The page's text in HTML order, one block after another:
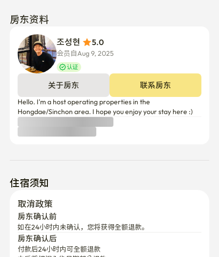
关于房东
Hello. I'm a host operating properties in the
Hongdae/Sinchon area. I hope you enjoy your stay here :)
住宿须知
取消政策
如在24小时内未确认，您将获得全额退款。
付款后24小时内可全额退款
（Enko服务费不予退还）
查看您的入住期间的取消政策，请先选择日期。
公共事业费计费方法
包含固定的管理费。如使用量超出限额，可能会产生额外费
用。